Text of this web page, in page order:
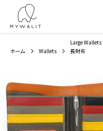
ホーム Wallets
Large Wallets
長財布